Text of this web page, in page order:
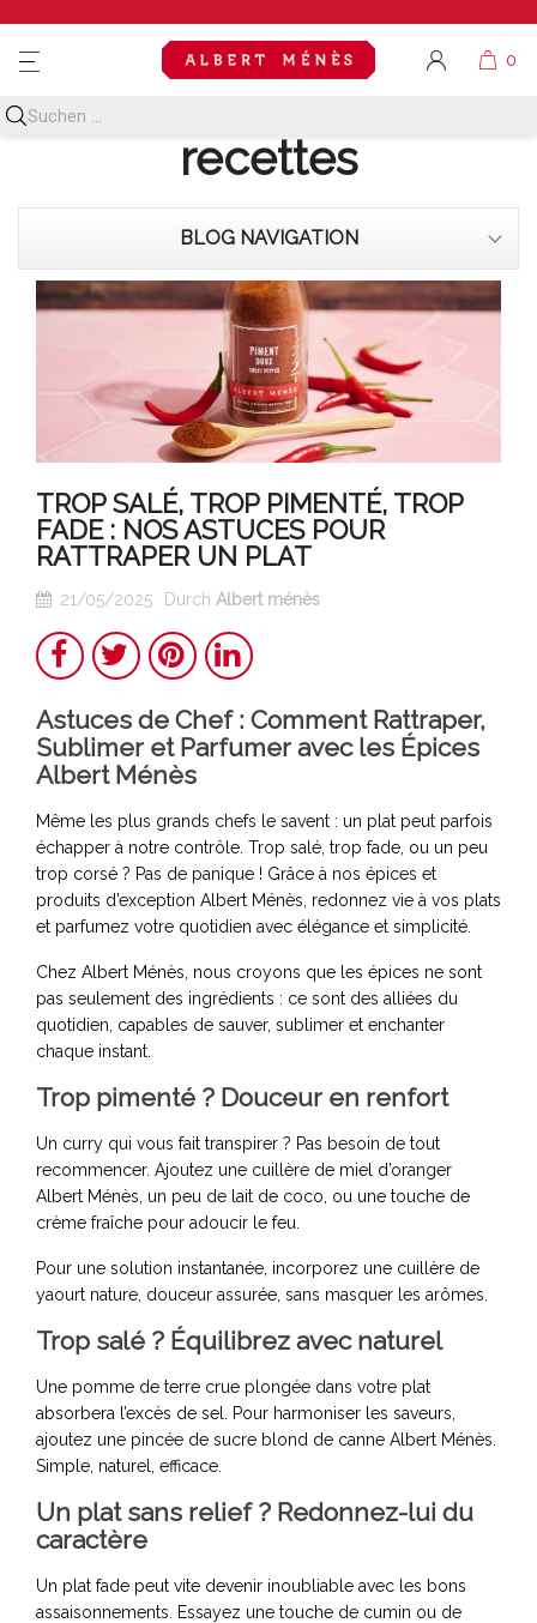
MENU
Découvrez toutes nos
recettes
BLOG NAVIGATION
TROP SALÉ, TROP PIMENTÉ, TROP
FADE : NOS ASTUCES POUR
RATTRAPER UN PLAT
21/05/2025 Durch Albert ménès
Astuces de Chef : Comment Rattraper,
Sublimer et Parfumer avec les Épices
Albert Ménès
Même les plus grands chefs le savent : un plat peut parfois
échapper à notre contrôle. Trop salé, trop fade, ou un peu
trop corsé ? Pas de panique ! Grâce à nos épices et
produits d’exception Albert Ménès, redonnez vie à vos plats
et parfumez votre quotidien avec élégance et simplicité.
Chez Albert Ménès, nous croyons que les épices ne sont
pas seulement des ingrédients : ce sont des alliées du
quotidien, capables de sauver, sublimer et enchanter
chaque instant.
Trop pimenté ? Douceur en renfort
Un curry qui vous fait transpirer ? Pas besoin de tout
recommencer. Ajoutez une cuillère de miel d’oranger
Albert Ménès, un peu de lait de coco, ou une touche de
crème fraîche pour adoucir le feu.
Pour une solution instantanée, incorporez une cuillère de
yaourt nature, douceur assurée, sans masquer les arômes.
Trop salé ? Équilibrez avec naturel
Une pomme de terre crue plongée dans votre plat
absorbera l’excès de sel. Pour harmoniser les saveurs,
ajoutez une pincée de sucre blond de canne Albert Ménès.
Simple, naturel, efficace.
Un plat sans relief ? Redonnez-lui du
caractère
Un plat fade peut vite devenir inoubliable avec les bons
assaisonnements. Essayez une touche de cumin ou de